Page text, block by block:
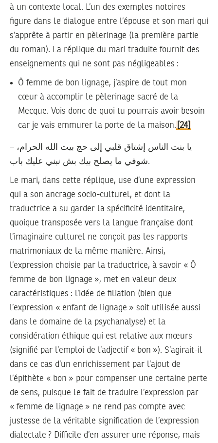
à un contexte local. L’un des exemples notoires
figure dans le dialogue entre l’épouse et son mari qui
s’apprête à partir en pèlerinage (la première partie
du roman). La réplique du mari traduite fournit des
enseignements qui ne sont pas négligeables :
Ô femme de bon lignage, j’aspire de tout mon
cœur à accomplir le pèlerinage sacré de la
Mecque. Vois donc de quoi tu pourrais avoir besoin
car je vais emmurer la porte de la maison. [24]
– يا بنت الناس إشتاق قلبي إلى حج بيت الله الحرام،
شوفي ما يصلح بيك بش نبني عليك باب.
Le mari, dans cette réplique, use d’une expression
qui a son ancrage socio-culturel, et dont la
traductrice a su garder la spécificité identitaire,
quoique transposée vers la langue française dont
l’imaginaire culturel ne conçoit pas les rapports
matrimoniaux de la même manière. Ainsi,
l’expression choisie par la traductrice, à savoir « Ô
femme de bon lignage », met en valeur deux
caractéristiques : l’idée de filiation (bien que
l’expression « enfant de lignage » soit utilisée aussi
dans le domaine de la psychanalyse) et la
considération éthique qui est relative aux mœurs
(signifié par l’emploi de l’adjectif « bon »). S’agirait-il
dans ce cas d’un enrichissement par l’ajout de
l’épithète « bon » pour compenser une certaine perte
de sens, puisque le fait de traduire l’expression par
« femme de lignage » ne rend pas compte avec
justesse de la véritable signification de l’expression
dialectale ? Difficile d’en assurer une réponse, mais